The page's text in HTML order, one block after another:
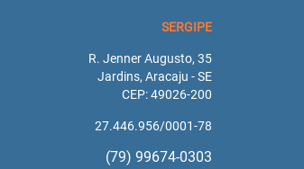
SERGIPE
R. Jenner Augusto, 35
Jardins, Aracaju - SE
CEP: 49026-200
27.446.956/0001-78
(79) 99674-0303